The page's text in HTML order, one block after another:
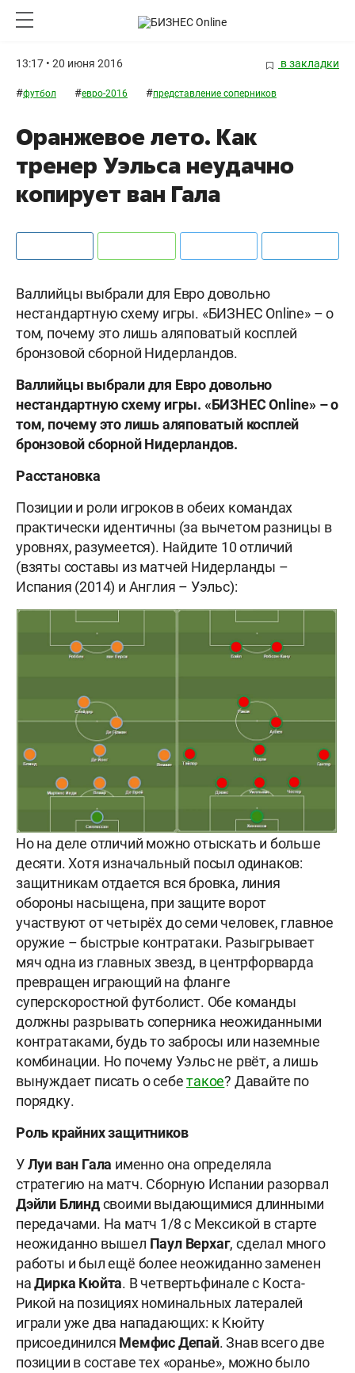
13:17 • 20 июня 2016 в закладки
#футбол #евро-2016 #представление соперников
Оранжевое лето. Как
тренер Уэльса неудачно
копирует ван Гала
Валлийцы выбрали для Евро довольно
нестандартную схему игры. «БИЗНЕС Online» – о
том, почему это лишь аляповатый косплей
бронзовой сборной Нидерландов.
Валлийцы выбрали для Евро довольно
нестандартную схему игры. «БИЗНЕС Online» – о
том, почему это лишь аляповатый косплей
бронзовой сборной Нидерландов.
Расстановка
Позиции и роли игроков в обеих командах
практически идентичны (за вычетом разницы в
уровнях, разумеется). Найдите 10 отличий
(взяты составы из матчей Нидерланды –
Испания (2014) и Англия – Уэльс):
Но на деле отличий можно отыскать и больше
десяти. Хотя изначальный посыл одинаков:
защитникам отдается вся бровка, линия
обороны насыщена, при защите ворот
участвуют от четырёх до семи человек, главное
оружие – быстрые контратаки. Разыгрывает
мяч одна из главных звезд, в центрфорварда
превращен играющий на фланге
суперскоростной футболист. Обе команды
должны разрывать соперника неожиданными
контратаками, будь то забросы или наземные
комбинации. Но почему Уэльс не рвёт, а лишь
вынуждает писать о себетакое? Давайте по
порядку.
Роль крайних защитников
УЛуи ван Гала именно она определяла
стратегию на матч. Сборную Испании разорвал
Дэйли Блиндсвоими выдающимися длинными
передачами. На матч 1/8 с Мексикой в старте
неожиданно вышел Паул Верхаг, сделал много
работы и был ещё более неожиданно заменен
наДирка Кюйта. В четвертьфинале с Коста-
Рикой на позициях номинальных латералей
играли уже два нападающих: к Кюйту
присоединился МемфисДепай. Знав всего две
позиции в составе тех «оранье», можно было